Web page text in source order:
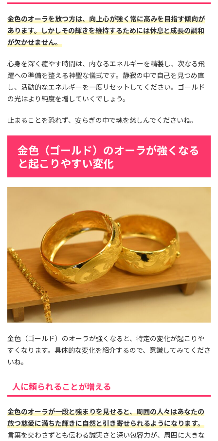
金色のオーラを放つ方は、向上心が強く常に高みを目指す傾向が
あります。しかしその輝きを維持するためには休息と成長の調和
が欠かせません。
心身を深く癒やす時間は、内なるエネルギーを精製し、次なる飛
躍への準備を整える神聖な儀式です。静寂の中で自己を見つめ直
し、活動的なエネルギーを一度リセットしてください。ゴールド
の光はより純度を増していくでしょう。
止まることを恐れず、安らぎの中で魂を慈しんでくださいね。
金色（ゴールド）のオーラが強くなる
と起こりやすい変化
金色（ゴールド）のオーラが強くなると、特定の変化が起こりや
すくなります。具体的な変化を紹介するので、意識してみてくださ
いね。
人に頼られることが増える
金色のオーラが一段と強まりを見せると、周囲の人々はあなたの
放つ慈愛に満ちた輝きに自然と引き寄せられるようになります。
言葉を交わさずとも伝わる誠実さと深い包容力が、周囲に大きな